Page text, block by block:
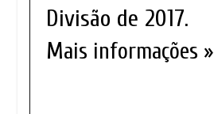
Divisão de 2017.
Mais informações »